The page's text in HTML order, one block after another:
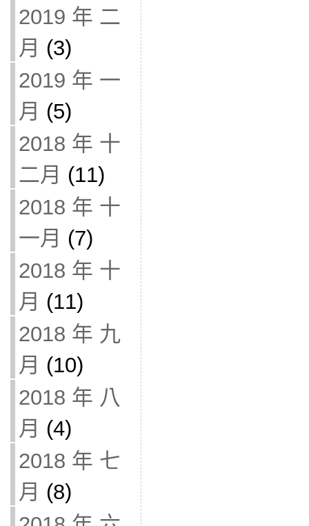
2019 年 二
月 (3)
2019 年 一
月 (5)
2018 年 十
二月 (11)
2018 年 十
一月 (7)
2018 年 十
月 (11)
2018 年 九
月 (10)
2018 年 八
月 (4)
2018 年 七
月 (8)